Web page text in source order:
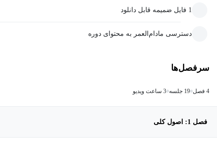
1 فایل ضمیمه قابل دانلود
دسترسی مادام‌العمر به محتوای دوره
سرفصل‌ها
4 فصل 19 جلسه 3 ساعت ویدیو
فصل 1: اصول کلی